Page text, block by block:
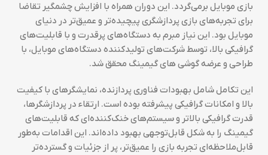
بازی موبایل برمی‌گردد. این دوران همراه با افزایش چشمگیر تقاضا
برای تجربه‌های بازی پردازشگری پیچیده‌تر و عمیق‌تر در دنیای
موبایل بود. این نیاز مبرم به دستگاه‌های پرقدرت و با قابلیت‌های
گرافیکی بالا، توسط شرکت‌های تولیدکننده دستگاه‌های موبایل، با
طراحی و عرضه گوشی های گیمینگ محقق شد.
این تکامل شامل بهبودات فناوری پردازنده، نمایشگرهای با کیفیت
بالا و امکانات گرافیکی پیشرفته بوده است. ارتقاء در پردازشگرها،
قدرت گرافیکی بالاتر و سیستم‌های خنک‌کننده‌ای که قابلیت‌های
گیمینگ را به شکل قابل‌توجهی بهبود داده‌اند. این اقدامات به‌طور
قابل‌ملاحظه‌ای تجربه بازی را عمیق‌تر، پر از جزئیات و گسترده‌تر